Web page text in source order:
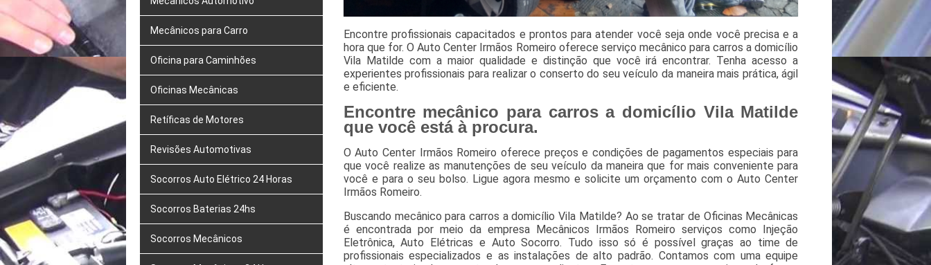
Mecânicos para Carro
Oficina para Caminhões
Oficinas Mecânicas
Retíficas de Motores
Revisões Automotivas
Socorros Auto Elétrico 24 Horas
Socorros Baterias 24hs
Socorros Mecânicos
Encontre profissionais capacitados e prontos para atender você seja onde você precisa e a
hora que for. O Auto Center Irmãos Romeiro oferece serviço mecânico para carros a domicílio
Vila Matilde com a maior qualidade e distinção que você irá encontrar. Tenha acesso a
experientes profissionais para realizar o conserto do seu veículo da maneira mais prática, ágil
e eficiente.
Encontre mecânico para carros a domicílio Vila Matilde
que você está à procura.
O Auto Center Irmãos Romeiro oferece preços e condições de pagamentos especiais para
que você realize as manutenções de seu veículo da maneira que for mais conveniente para
você e para o seu bolso. Ligue agora mesmo e solicite um orçamento com o Auto Center
Irmãos Romeiro.
Buscando mecânico para carros a domicílio Vila Matilde? Ao se tratar de Oficinas Mecânicas
é encontrada por meio da empresa Mecânicos Irmãos Romeiro serviços como Injeção
Eletrônica, Auto Elétricas e Auto Socorro. Tudo isso só é possível graças ao time de
profissionais especializados e as instalações de alto padrão. Contamos com uma equipe